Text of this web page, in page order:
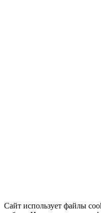
Сайт использует файлы